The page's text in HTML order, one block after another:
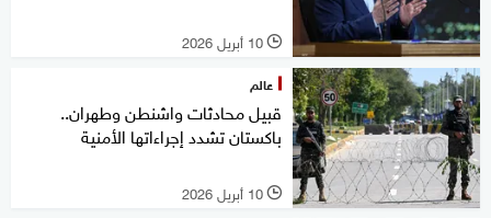
l 10 أبريل 2026
عالم
قبيل محادثات واشنطن وطهران..
باكستان تشدد إجراءاتها الأمنية
l 10 أبريل 2026